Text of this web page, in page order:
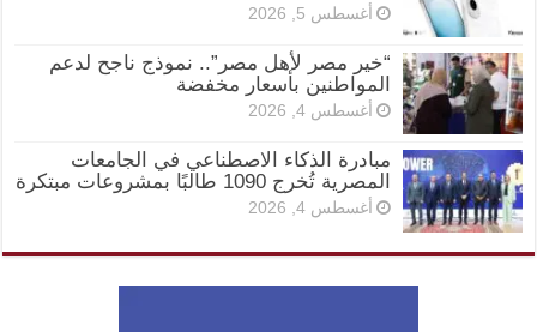
أغسطس 5, 2026
“خير مصر لأهل مصر”.. نموذج ناجح لدعم
المواطنين بأسعار مخفضة
أغسطس 4, 2026
مبادرة الذكاء الاصطناعي في الجامعات
المصرية تُخرج 1090 طالبًا بمشروعات مبتكرة
أغسطس 4, 2026